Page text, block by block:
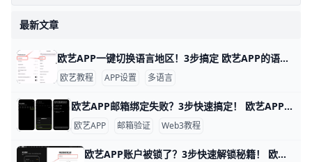
最新文章
欧艺APP一键切换语言地区！3步搞定 欧艺APP的语言和地区切换非常简单，只需几步就能搞定，让你用母语界面更舒服。举个例子，如果你手机是英文版，想改成简体中文，整个过程不到1分钟。
欧艺教程 APP设置 多语言
欧艺APP邮箱绑定失败？3步快速搞定！ 欧艺APP无法绑定邮箱是很多用户遇到的常见问题，通常因为网络限制、邮箱服务商屏蔽或APP缓存问题导致。好消息是，通过简单步骤就能解决。下面我们一步步来试试。
欧艺APP 邮箱验证 Web3教程
欧艺APP账户被锁了？3步快速解锁秘籍！ 欧艺APP账户被锁定很常见，通常是因为身份验证没完成、异常登录或风控检查。比如，用户小李发现登录时提示“账户临时冻结”，这是平台为安全检测的正常反应。根据欧艺官方数据，80%的锁定案例通过简单验证就能解锁。